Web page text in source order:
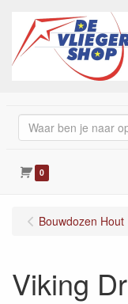
0
Bouwdozen Hout
Viking